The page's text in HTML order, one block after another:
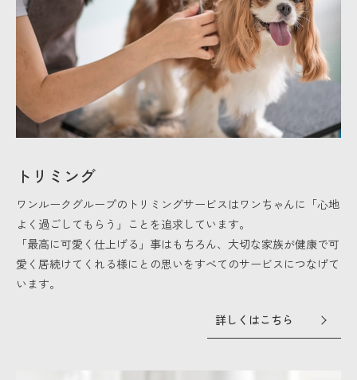
トリミング
ワンルークグループのトリミングサービスはワンちゃんに「心地
よく過ごしてもらう」ことを追求しています。
「最高に可愛く仕上げる」事はもちろん、大切な家族が健康で可
愛く居続けてくれる様にとの思いをすべてのサービスにつなげて
います。
詳しくはこちら